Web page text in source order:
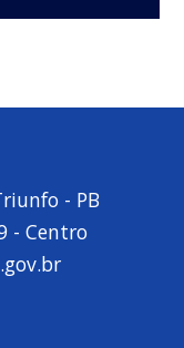
- PB
- Centro